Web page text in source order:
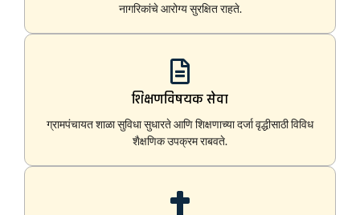
नागरिकांचे आरोग्य सुरक्षित राहते.
शिक्षणविषयक सेवा
ग्रामपंचायत शाळा सुविधा सुधारते आणि शिक्षणाच्या दर्जा वृद्धीसाठी विविध
शैक्षणिक उपक्रम राबवते.